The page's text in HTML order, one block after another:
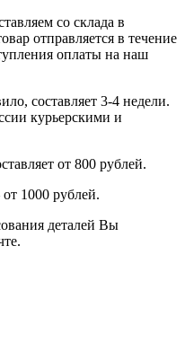
со склада в
отправляется в течение
оплаты на наш
составляет 3-4 недели.
курьерскими и
от 800 рублей.
1000 рублей.
деталей Вы